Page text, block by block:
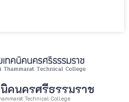
คนครศรีธรรมราช
Technical College